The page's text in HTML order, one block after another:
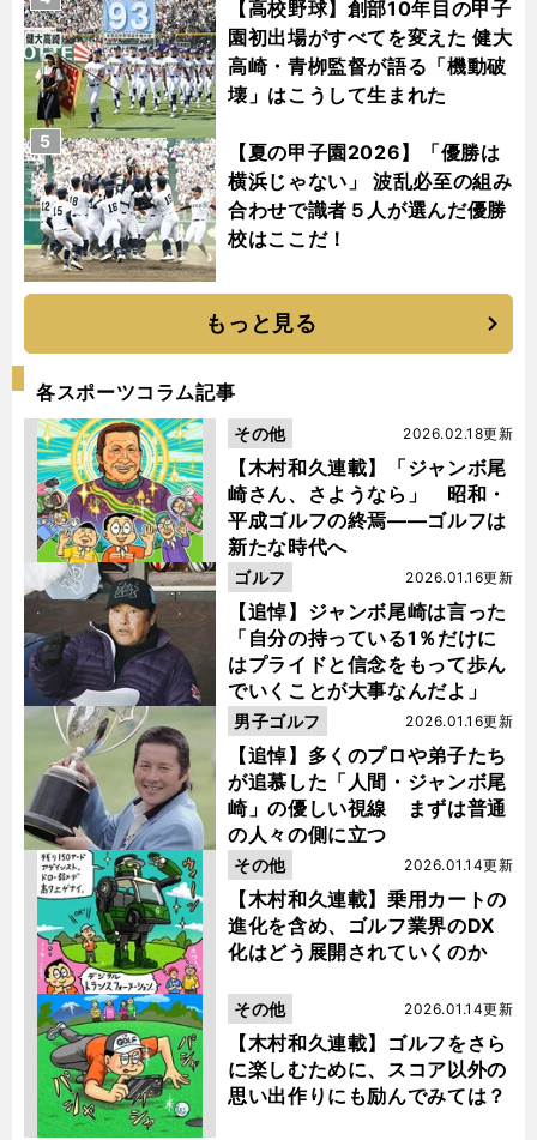
【高校野球】創部10年目の甲子
園初出場がすべてを変えた 健大
高崎・青栁監督が語る「機動破
壊」はこうして生まれた
【夏の甲子園2026】「優勝は
横浜じゃない」 波乱必至の組み
合わせで識者５人が選んだ優勝
校はここだ！
5
もっと見る
各スポーツコラム記事
【木村和久連載】「ジャンボ尾
崎さん、さようなら」 昭和・
平成ゴルフの終焉――ゴルフは
新たな時代へ
2026.02.18更新
その他
【追悼】ジャンボ尾崎は言った
「自分の持っている1％だけに
はプライドと信念をもって歩ん
でいくことが大事なんだよ」
2026.01.16更新
ゴルフ
【追悼】多くのプロや弟子たち
が追慕した「人間・ジャンボ尾
崎」の優しい視線 まずは普通
の人々の側に立つ
2026.01.16更新
男子ゴルフ
【木村和久連載】乗用カートの
進化を含め、ゴルフ業界のDX
化はどう展開されていくのか
2026.01.14更新
その他
【木村和久連載】ゴルフをさら
に楽しむために、スコア以外の
思い出作りにも励んでみては？
2026.01.14更新
その他